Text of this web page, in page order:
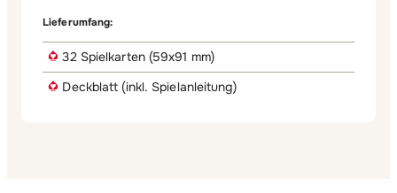
Lieferumfang:
32 Spielkarten (59x91 mm)
Deckblatt (inkl. Spielanleitung)